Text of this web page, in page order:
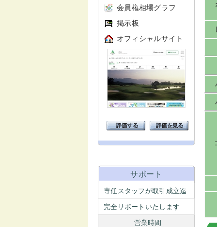
会員権相場グラフ
掲示板
オフィシャルサイト
サポート
専任スタッフが取引成立迄
完全サポートいたします
営業時間